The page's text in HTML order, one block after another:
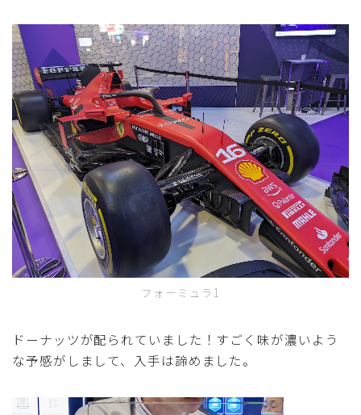
フォーミュラ1
ドーナッツが配られていました！すごく味が濃いよう
な予感がしまして、入手は諦めました。